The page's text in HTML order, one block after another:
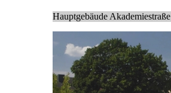
Hauptgebäude Akademiestraße